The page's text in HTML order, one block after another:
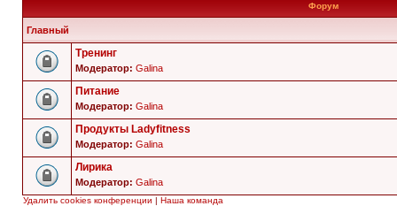
Форум
Главный
Тренинг
Модератор: Galina
Питание
Модератор: Galina
Продукты Ladyfitness
Модератор: Galina
Лирика
Модератор: Galina
Удалить cookies конференции | Наша команда